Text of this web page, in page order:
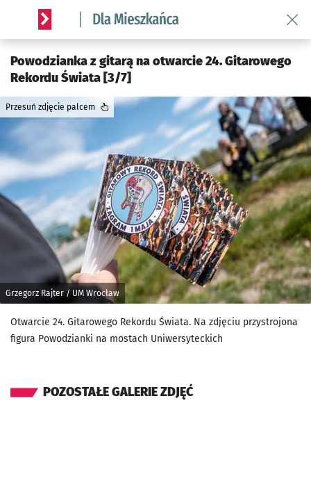
Serwis informacyjny wroclaw.pl podserwis: Dla mieszkańca
Powodzianka z gitarą na otwarcie 24. Gitarowego
Rekordu Świata [3/7]
Grzegorz Rajter / UM Wrocław
Przesuń zdjęcie palcem
Otwarcie 24. Gitarowego Rekordu Świata. Na zdjęciu przystrojona
figura Powodzianki na mostach Uniwersyteckich
POZOSTAŁE GALERIE ZDJĘĆ